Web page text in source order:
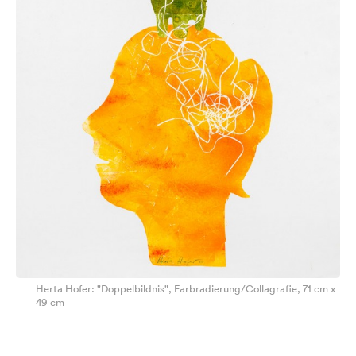
Herta Hofer: "Doppelbildnis", Farbradierung/Collagrafie, 71 cm x
49 cm